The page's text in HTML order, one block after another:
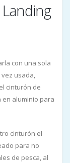
con una sola
usada,
cinturón de
en aluminio para
cinturón el
para no
de pesca, al